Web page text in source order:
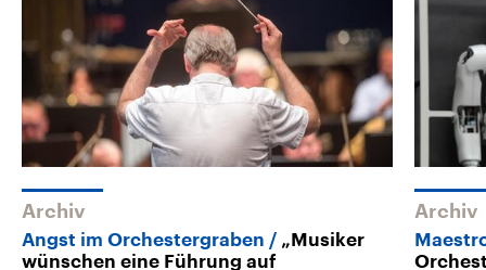
Archiv
Angst im Orchestergraben
„Musiker
wünschen eine Führung auf
Archiv